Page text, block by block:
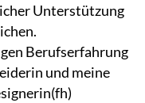
Unterstützung
Berufserfahrung
und meine